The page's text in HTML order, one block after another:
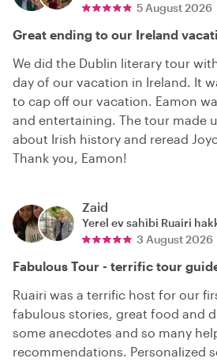
5 August 2026
Great ending to our Ireland
We did the Dublin literary tour
day of our vacation in Ireland. It
to cap off our vacation. Eamon
and entertaining. The tour made
about Irish history and reread
Thank you, Eamon!
Zaid
Yerel ev sahibi Ruairi
3 August 2026
Fabulous Tour - terrific tour
Ruairi was a terrific host for our
fabulous stories, great food and
some anecdotes and so many
recommendations. Personalized